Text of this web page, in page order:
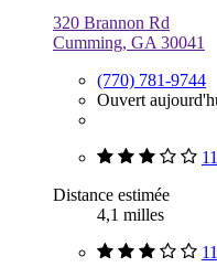
320 Brannon Rd
Cumming, GA 30041
(770) 781-9744
Ouvert
Distance estimée
4,1 milles